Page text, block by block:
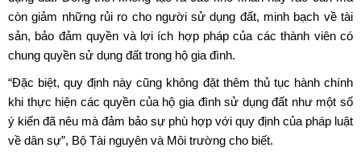
còn giảm những rủi ro cho người sử dụng đất, minh bạch về tài
sản, bảo đảm quyền và lợi ích hợp pháp của các thành viên có
chung quyền sử dụng đất trong hộ gia đình.
“Đặc biệt, quy định này cũng không đặt thêm thủ tục hành chính
khi thực hiện các quyền của hộ gia đình sử dụng đất như một số
ý kiến đã nêu mà đảm bảo sự phù hợp với quy định của pháp luật
về dân sự”, Bộ Tài nguyên và Môi trường cho biết.